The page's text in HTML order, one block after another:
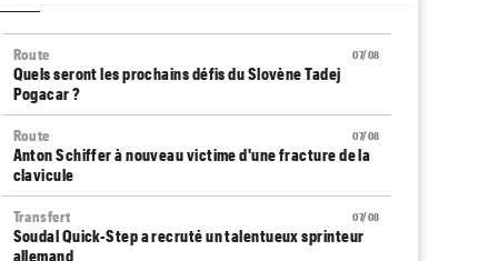
07/08
Route
Quels seront les prochains défis du Slovène Tadej
Pogacar ?
07/08
Route
Anton Schiffer à nouveau victime d'une fracture de la
clavicule
07/08
Transfert
Soudal Quick-Step a recruté un talentueux sprinteur
allemand